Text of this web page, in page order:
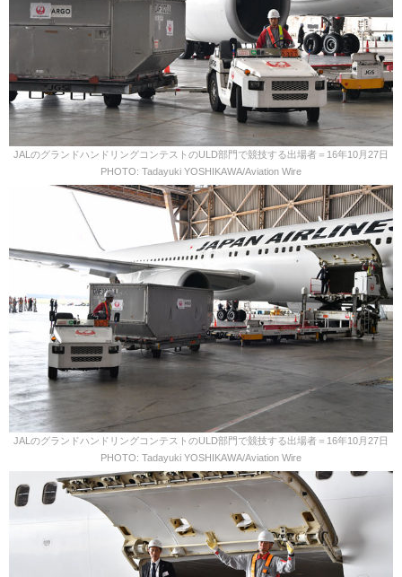
JALのグランドハンドリングコンテストのULD部門で競技する出場者＝16年10月27日
PHOTO: Tadayuki YOSHIKAWA/Aviation Wire
JALのグランドハンドリングコンテストのULD部門で競技する出場者＝16年10月27日
PHOTO: Tadayuki YOSHIKAWA/Aviation Wire